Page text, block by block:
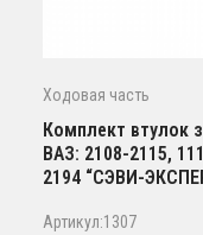
Ходовая часть
Комплект втулок
ВАЗ: 2108-2115,
2194 “СЭВИ-
Артикул:1307